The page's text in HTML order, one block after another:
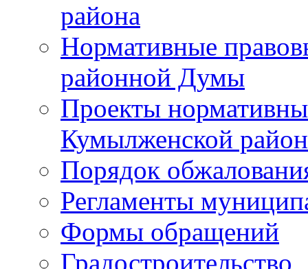
района
Нормативные
районной Думы
Проекты
Кумылженской
Порядок
Регламенты
Формы обращений
Градостроительство